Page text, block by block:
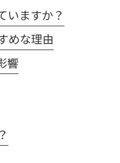
いますか？
めな理由
響